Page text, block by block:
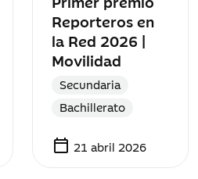
Reporteros en
la Red 2026 |
Movilidad
Secundaria
Bachillerato
calendar_today 21 abril 2026